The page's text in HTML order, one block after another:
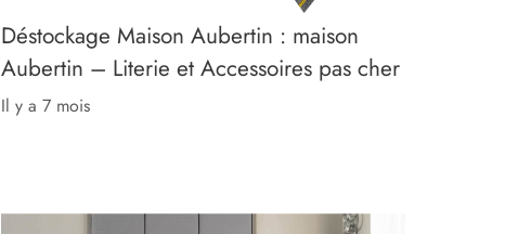
Déstockage Maison Aubertin : maison
Aubertin – Literie et Accessoires pas cher
il y a 7 mois